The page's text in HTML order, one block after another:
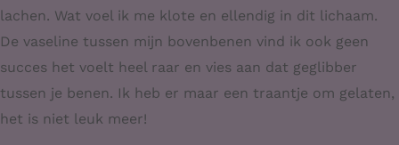
lachen. Wat voel ik me klote en ellendig in dit lichaam.
De vaseline tussen mijn bovenbenen vind ik ook geen
succes het voelt heel raar en vies aan dat geglibber
tussen je benen. Ik heb er maar een traantje om gelaten,
het is niet leuk meer!